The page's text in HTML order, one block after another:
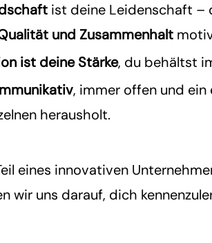
ist deine Leidenschaft –
und Zusammenhalt
ist deine Stärke, du behältst
, immer offen und ein
herausholt.
eines innovativen
wir uns darauf, dich